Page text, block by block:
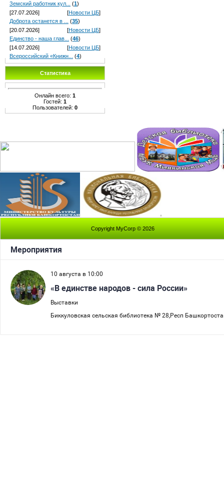
Земский работник кул... (1)
[27.07.2026]
[Новости ЦБ]
Доброта останется в ...
(35)
[20.07.2026]
[Новости ЦБ]
Единство - наша глав...
(46)
[14.07.2026]
[Новости ЦБ]
Всероссийский «Книжн...
(4)
Статистика
Онлайн всего: 1
Гостей: 1
Пользователей: 0
Copyright MyCorp © 2026